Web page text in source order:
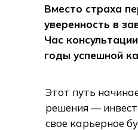
Вместо страха
уверенность в
Час
годы успешной
Этот путь
решения —
свое карьерное